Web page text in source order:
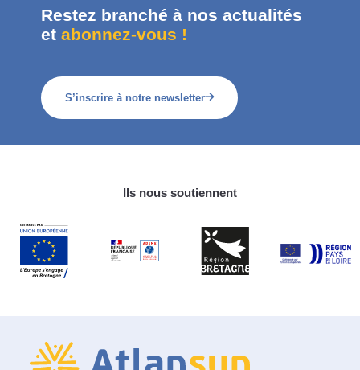
Restez branché à nos actualités
etabonnez-vous !
S’inscrire à notre newsletter
Ils nous soutiennent